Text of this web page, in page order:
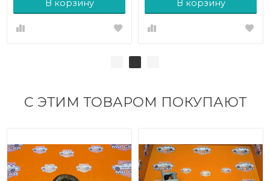
В корзину В корзину
С ЭТИМ ТОВАРОМ ПОКУПАЮТ